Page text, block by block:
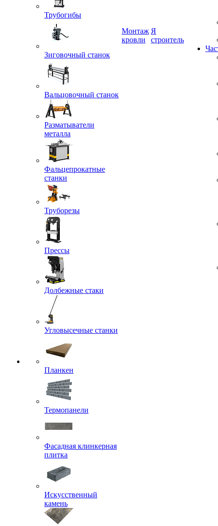
Трубогибы
Зиговочный станок
Вальцовочный станок
Разматыватели
металла
Фальцепрокатные
станки
Труборезы
Прессы
Долбежные стаки
Угловысечные станки
Планкен
Термопанели
Фасадная клинкерная
плитка
Искусственный
камень